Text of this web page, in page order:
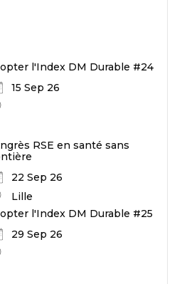
l'Index DM Durable #24
15 Sep 26
RSE en santé sans
22 Sep 26
Lille
l'Index DM Durable #25
29 Sep 26